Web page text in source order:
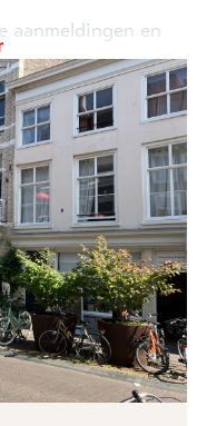
aanmeldingen en
die wij leveren.
WG
(docx)